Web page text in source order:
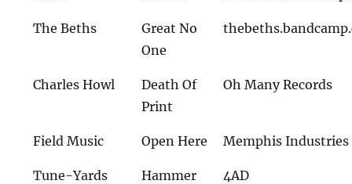
The Beths
Great No
One
Charles Howl
Death Of
Print
Oh Many Records
Field Music Open Here Memphis Industries
Tune-Yards Hammer 4AD